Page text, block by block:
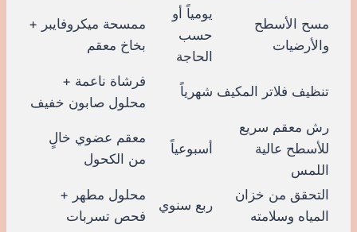
مسح الأسطح
والأرضيات
يومياً أو
حسب
الحاجة
ممسحة ميكروفايبر +
بخاخ معقم
تنظيف فلاتر المكيف شهرياً
فرشاة ناعمة +
محلول صابون خفيف
رش معقم سريع
للأسطح عالية
اللمس
أسبوعياً
معقم عضوي خالٍ
من الكحول
التحقق من خزان
المياه وسلامته
ربع سنوي
محلول مطهر +
فحص تسربات